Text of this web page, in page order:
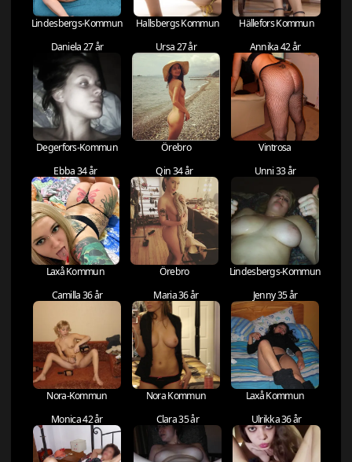
Lindesbergs-Kommun Hallsbergs Kommun
Hällefors Kommun
Daniela 27 år
Degerfors-Kommun
Ursa 27 år
Örebro
Annika 42 år
Vintrosa
Ebba 34 år
Laxå Kommun
Qin 34 år
Örebro
Unni 33 år
Lindesbergs-Kommun
Camilla 36 år
Nora-Kommun
Maria 36 år
Nora Kommun
Jenny 35 år
Laxå Kommun
Monica 42 år
Clara 35 år Ulrikka 36 år